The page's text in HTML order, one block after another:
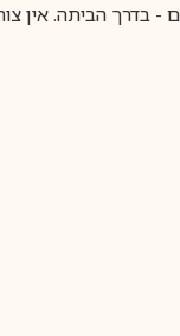
בדרך הביתה. אין